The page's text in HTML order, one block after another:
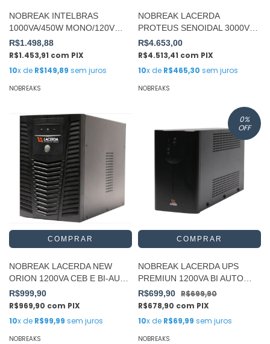
NOBREAK INTELBRAS
1000VA/450W MONO/120V
GNB1000 S/BATERIA
R$1.498,88
R$1.453,91 com PIX
10x de R$149,89 sem juros
NOBREAKS
NOBREAK LACERDA
PROTEUS SENOIDAL 3000VA
BI-AUT/S110
R$4.653,00
R$4.513,41 com PIX
10x de R$465,30 sem juros
NOBREAKS
NOBREAK LACERDA NEW
ORION 1200VA CEB E BI-AUT
S115V
R$999,90
R$969,90 com PIX
10x de R$99,99 sem juros
NOBREAKS
0%
OFF
NOBREAK LACERDA UPS
PREMIUN 1200VA BI AUTO
LACERDA
R$699,90 R$699,90
R$678,90 com PIX
10x de R$69,99 sem juros
NOBREAKS